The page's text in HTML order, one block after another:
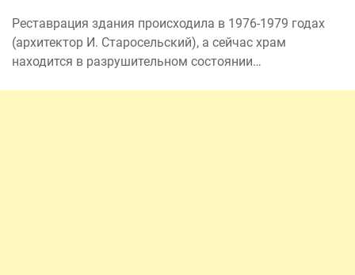
Реставрация здания происходила в 1976-1979 годах
(архитектор И. Старосельский), а сейчас храм
находится в разрушительном состоянии…